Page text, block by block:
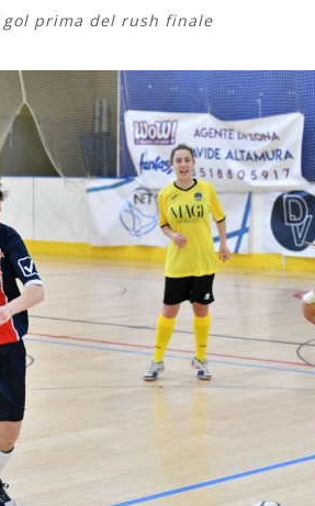
gol prima del rush finale